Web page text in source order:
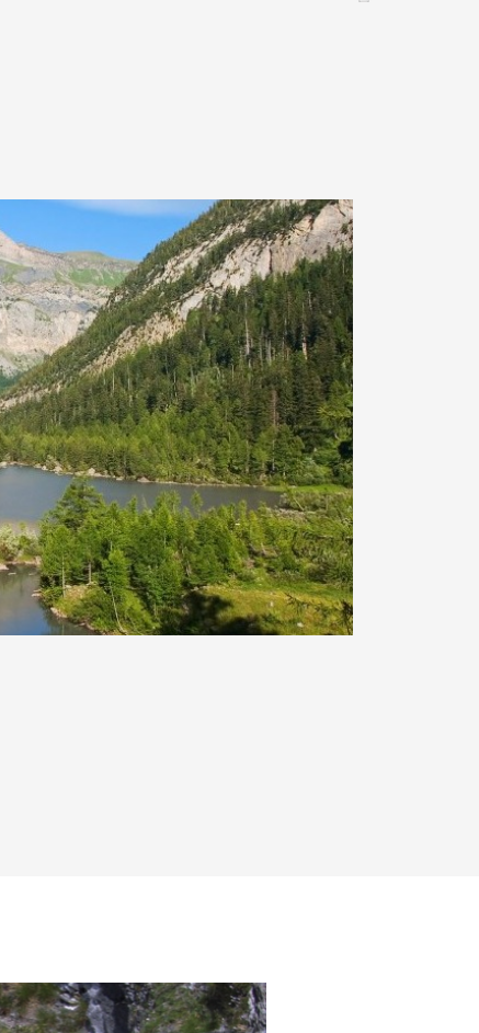
Annoncer une nouvelle société
Lire et/ou s'inscrire à la newsletter
Figurer sur notre newsletter
Boîtes à idées